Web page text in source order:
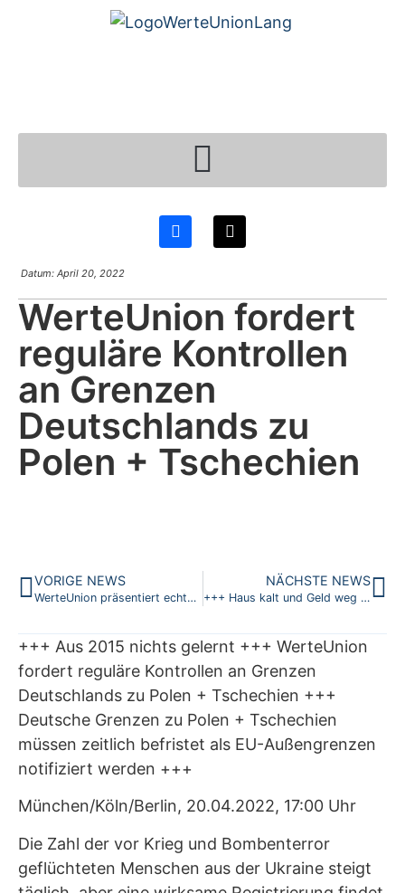
Datum: April 20, 2022
WerteUnion fordert
reguläre Kontrollen
an Grenzen
Deutschlands zu
Polen + Tschechien
VORIGE NEWS
WerteUnion präsentiert echte Experten der Wirtschaft in Gesprächsrunde
NÄCHSTE NEWS
+++ Haus kalt und Geld weg im Winter, weil das GehAMPEL noch übt, Minister zu sein? +++ CDU als einzige noch wirtschaftskompetente + relevante Oppositionspartei muss sich ihrer Mit -Verantwortung für Versorgungssicherheit von rund 20 Millionen Haushalten bewusst werden +++ Schluss mit der Narrenfreiheit für politische Lehrlinge im Bundeskabinett +++ WerteUnion fordert Einsatz von ökonomischer und politischer Vernunft auch über das Bundeskabinett hinaus +++
+++ Aus 2015 nichts gelernt +++ WerteUnion
fordert reguläre Kontrollen an Grenzen
Deutschlands zu Polen + Tschechien +++
Deutsche Grenzen zu Polen + Tschechien
müssen zeitlich befristet als EU-Außengrenzen
notifiziert werden +++
München/Köln/Berlin, 20.04.2022, 17:00 Uhr
Die Zahl der vor Krieg und Bombenterror
geflüchteten Menschen aus der Ukraine steigt